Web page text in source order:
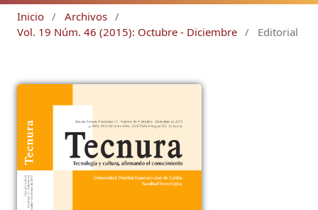
Inicio / Archivos /
Vol. 19 Núm. 46 (2015): Octubre - Diciembre / Editorial